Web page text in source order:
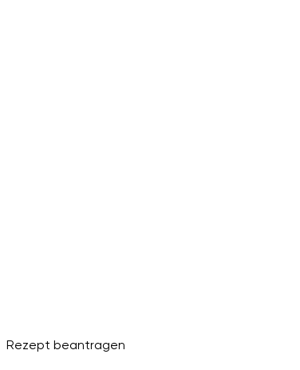
Rezept beantragen